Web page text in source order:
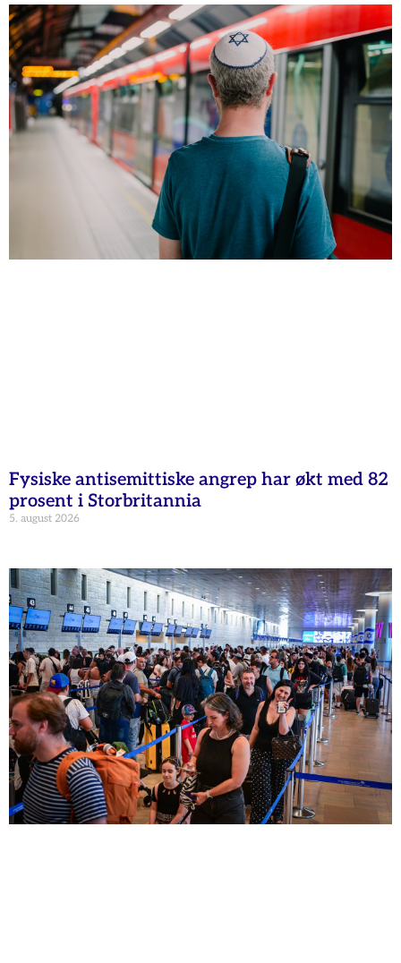
Fysiske antisemittiske angrep har økt med 82
prosent i Storbritannia
5. august 2026